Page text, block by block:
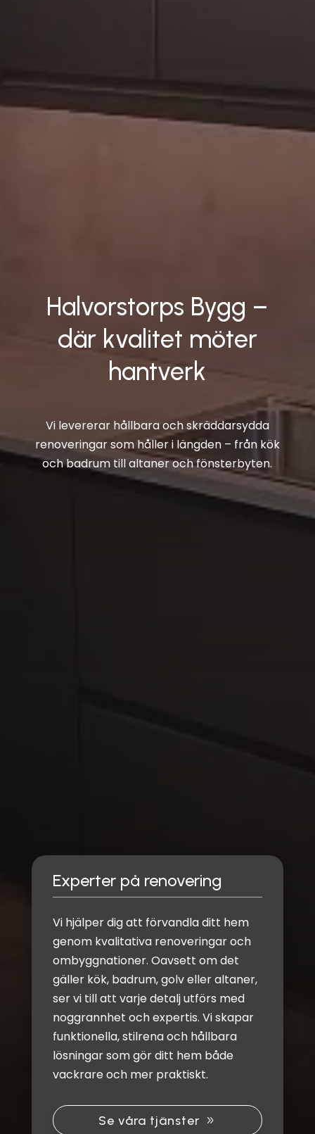
Halvorstorps Bygg –
där kvalitet möter
hantverk
Vi levererar hållbara och skräddarsydda
renoveringar som håller i längden – från kök
och badrum till altaner och fönsterbyten.
Experter på renovering
Vi hjälper dig att förvandla ditt hem
genom kvalitativa renoveringar och
ombyggnationer. Oavsett om det
gäller kök, badrum, golv eller altaner,
ser vi till att varje detalj utförs med
noggrannhet och expertis. Vi skapar
funktionella, stilrena och hållbara
lösningar som gör ditt hem både
vackrare och mer praktiskt.
Se våra tjänster